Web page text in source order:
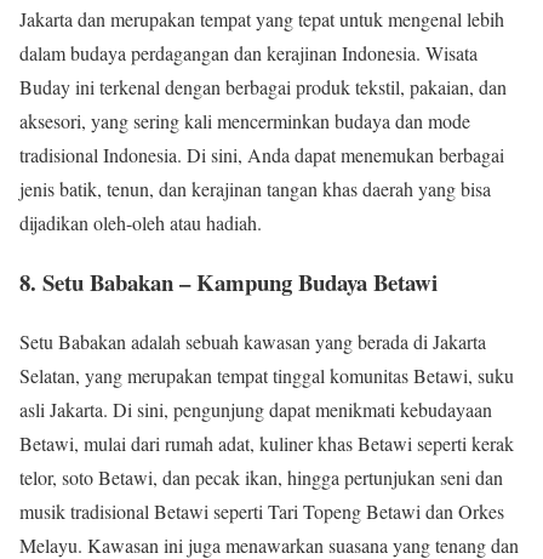
Jakarta dan merupakan tempat yang tepat untuk mengenal lebih
dalam budaya perdagangan dan kerajinan Indonesia. Wisata
Buday ini terkenal dengan berbagai produk tekstil, pakaian, dan
aksesori, yang sering kali mencerminkan budaya dan mode
tradisional Indonesia. Di sini, Anda dapat menemukan berbagai
jenis batik, tenun, dan kerajinan tangan khas daerah yang bisa
dijadikan oleh-oleh atau hadiah.
8. Setu Babakan – Kampung Budaya Betawi
Setu Babakan adalah sebuah kawasan yang berada di Jakarta
Selatan, yang merupakan tempat tinggal komunitas Betawi, suku
asli Jakarta. Di sini, pengunjung dapat menikmati kebudayaan
Betawi, mulai dari rumah adat, kuliner khas Betawi seperti kerak
telor, soto Betawi, dan pecak ikan, hingga pertunjukan seni dan
musik tradisional Betawi seperti Tari Topeng Betawi dan Orkes
Melayu. Kawasan ini juga menawarkan suasana yang tenang dan